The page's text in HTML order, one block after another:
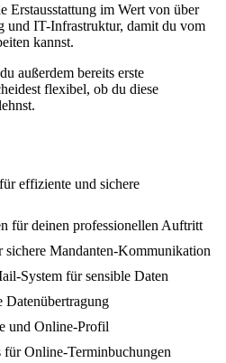
Erstausstattung im Wert von über
und IT-Infrastruktur, damit du vom
kannst.
außerdem bereits erste
flexibel, ob du diese
effiziente und sichere
für deinen professionellen Auftritt
sichere Mandanten-Kommunikation
System für sensible Daten
Datenübertragung
und Online-Profil
Online-Terminbuchungen